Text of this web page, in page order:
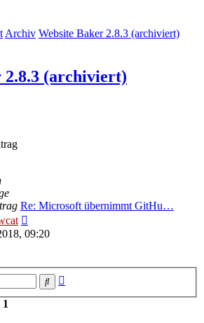
Archiv Website Baker 2.8.3 (archiviert)
2.8.3 (archiviert)
Re: Microsoft übernimmt GitHu…
Beitrag
09:20
Suche
1